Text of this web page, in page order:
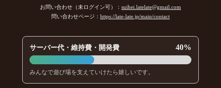
お問い合わせ（未ログイン可）： suihei.latelate@gmail.com
問い合わせページ： https://late-late.jp/main/contact
サーバー代・維持費・開発費 40%
みんなで遊び場を支えていけたら嬉しいです。